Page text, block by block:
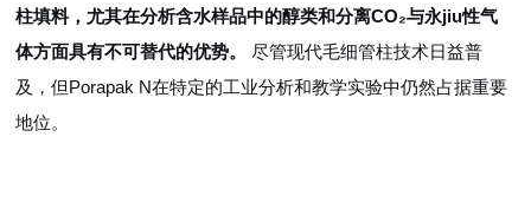
柱填料，尤其在分析含水样品中的醇类和分离CO₂与永jiu性气
体方面具有不可替代的优势。
尽管现代毛细管柱技术日益普
及，但Porapak N在特定的工业分析和教学实验中仍然占据重要
地位。